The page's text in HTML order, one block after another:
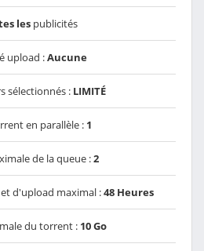
les publicités
upload :Aucune
sélectionnés : LIMITÉ
en parallèle : 1
de la queue :2
d'upload maximal :48 Heures
du torrent : 10 Go